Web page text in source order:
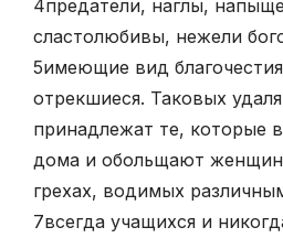
4предатели, наглы,
сластолюбивы, нежели
5имеющие вид
отрекшиеся. Таковых
принадлежат те, которые
дома и обольщают
грехах, водимых
7всегда учащихся и